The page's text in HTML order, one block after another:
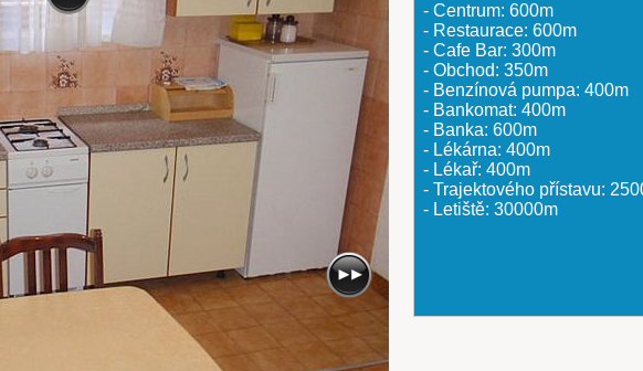
- Centrum: 600m
- Restaurace: 600m
- Cafe Bar: 300m
- Obchod: 350m
- Benzínová pumpa: 400m
- Bankomat: 400m
- Banka: 600m
- Lékárna: 400m
- Lékař: 400m
- Trajektového přístavu:
- Letiště: 30000m